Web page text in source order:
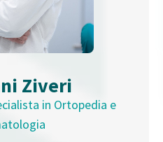
Ziveri
in Ortopedia e